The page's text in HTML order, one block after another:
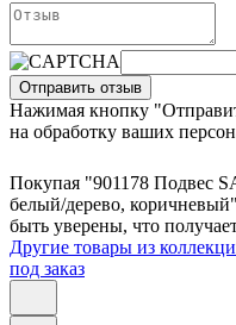
Отправить отзыв
Нажимая кнопку
на обработку ваших
Покупая "901178 Подвес
белый/дерево,
быть уверены, что
Другие товары из
под заказ